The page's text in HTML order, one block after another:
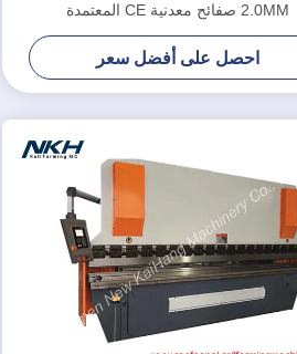
2.0MM صفائح معدنية CE المعتمدة
احصل على أفضل سعر